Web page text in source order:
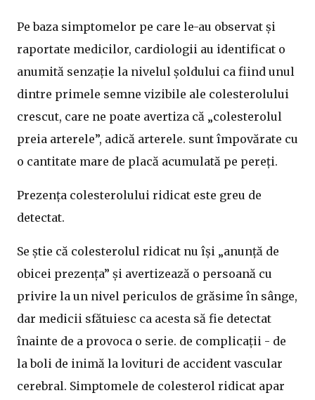
Pe baza simptomelor pe care le-au observat și
raportate medicilor, cardiologii au identificat o
anumită senzație la nivelul șoldului ca fiind unul
dintre primele semne vizibile ale colesterolului
crescut, care ne poate avertiza că „colesterolul
preia arterele”, adică arterele. sunt împovărate cu
o cantitate mare de placă acumulată pe pereți.
Prezența colesterolului ridicat este greu de
detectat.
Se știe că colesterolul ridicat nu își „anunță de
obicei prezența” și avertizează o persoană cu
privire la un nivel periculos de grăsime în sânge,
dar medicii sfătuiesc ca acesta să fie detectat
înainte de a provoca o serie. de complicații - de
la boli de inimă la lovituri de accident vascular
cerebral. Simptomele de colesterol ridicat apar